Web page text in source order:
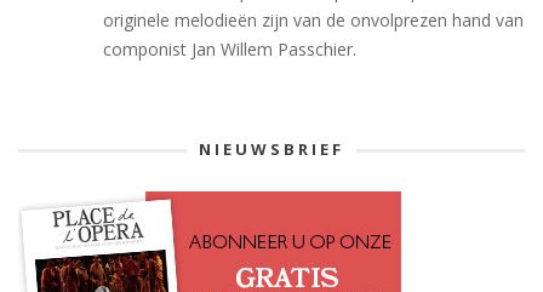
originele melodieën zijn van de onvolprezen hand van
componist Jan Willem Passchier.
NIEUWSBRIEF